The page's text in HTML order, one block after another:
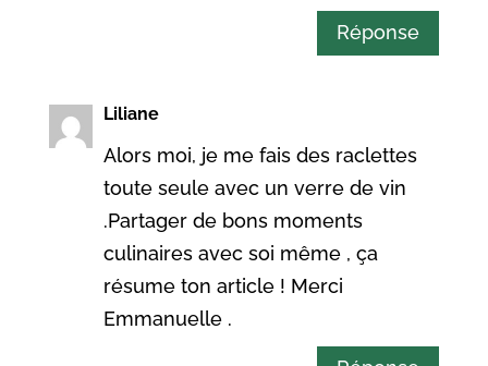
Réponse
Liliane
Alors moi, je me fais des raclettes
toute seule avec un verre de vin
.Partager de bons moments
culinaires avec soi même , ça
résume ton article ! Merci
Emmanuelle .